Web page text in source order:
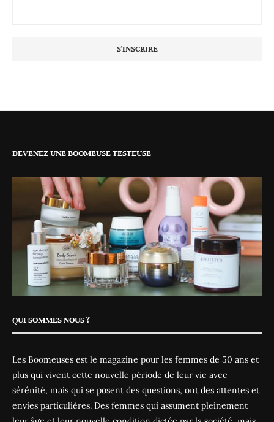
DEVENEZ UNE BOOMEUSE TESTEUSE
QUI SOMMES NOUS ?
Les Boomeuses est le magazine pour les femmes de 50 ans et
plus qui vivent cette nouvelle période de leur vie avec
sérénité, mais qui se posent des questions, ont des attentes et
envies particulières. Des femmes qui assument pleinement